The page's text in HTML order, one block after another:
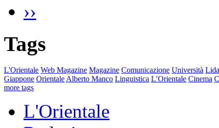
››
Tags
L'Orientale Web Magazine Magazine Comunicazione Università
Giappone Orientale Alberto Manco Linguistica L’Orientale Cinema
more tags
L'Orientale